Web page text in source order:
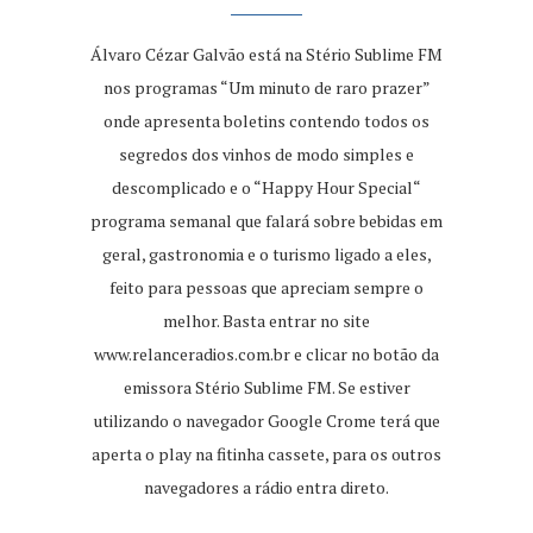
Álvaro Cézar Galvão está na Stério Sublime FM
nos programas “Um minuto de raro prazer”
onde apresenta boletins contendo todos os
segredos dos vinhos de modo simples e
descomplicado e o “Happy Hour Special“
programa semanal que falará sobre bebidas em
geral, gastronomia e o turismo ligado a eles,
feito para pessoas que apreciam sempre o
melhor. Basta entrar no site
www.relanceradios.com.bre clicar no botão da
emissora Stério Sublime FM. Se estiver
utilizando o navegador Google Crome terá que
aperta o play na fitinha cassete, para os outros
navegadores a rádio entra direto.